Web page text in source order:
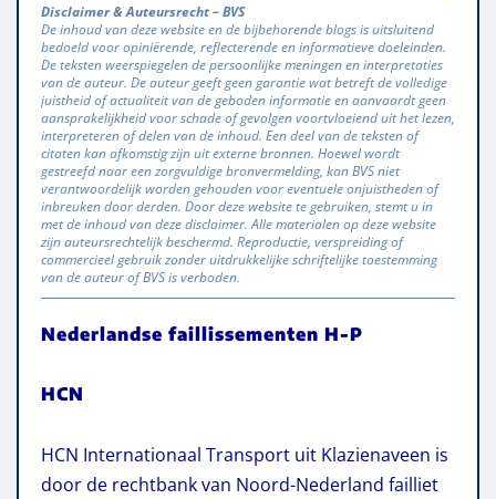
Disclaimer & Auteursrecht – BVS
De inhoud van deze website en de bijbehorende blogs is uitsluitend
bedoeld voor opiniërende, reflecterende en informatieve doeleinden.
De teksten weerspiegelen de persoonlijke meningen en interpretaties
van de auteur. De auteur geeft geen garantie wat betreft de volledige
juistheid of actualiteit van de geboden informatie en aanvaardt geen
aansprakelijkheid voor schade of gevolgen voortvloeiend uit het lezen,
interpreteren of delen van de inhoud. Een deel van de teksten of
citaten kan afkomstig zijn uit externe bronnen. Hoewel wordt
gestreefd naar een zorgvuldige bronvermelding, kan BVS niet
verantwoordelijk worden gehouden voor eventuele onjuistheden of
inbreuken door derden. Door deze website te gebruiken, stemt u in
met de inhoud van deze disclaimer. Alle materialen op deze website
zijn auteursrechtelijk beschermd. Reproductie, verspreiding of
commercieel gebruik zonder uitdrukkelijke schriftelijke toestemming
van de auteur of BVS is verboden.
Nederlandse faillissementen H-P
HCN
HCN Internationaal Transport uit Klazienaveen is
door de rechtbank van Noord-Nederland failliet